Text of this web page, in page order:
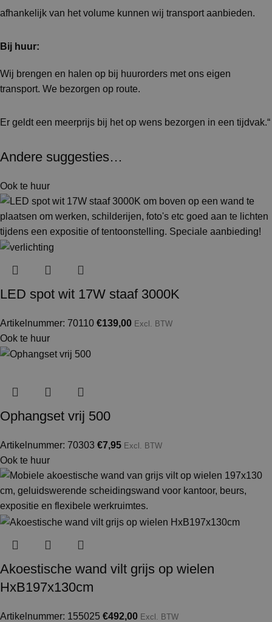
afhankelijk van het volume kunnen wij transport aanbieden.
Bij huur:
Wij brengen en halen op bij huurorders met ons eigen
transport. We bezorgen op route.
Er geldt een meerprijs bij het op wens bezorgen in een tijdvak.“
Andere suggesties…
Ook te huur
LED spot wit 17W staaf 3000K
Artikelnummer: 70110 €139,00 Excl. BTW
Ook te huur
Ophangset vrij 500
Artikelnummer: 70303 €7,95 Excl. BTW
Ook te huur
Akoestische wand vilt grijs op wielen
HxB197x130cm
Artikelnummer: 155025 €492,00 Excl. BTW